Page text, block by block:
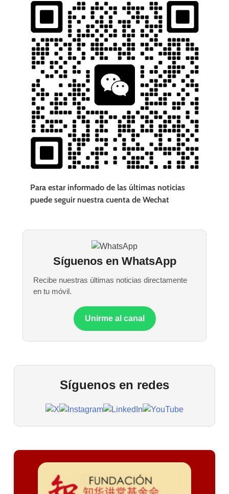
Para estar informado de las últimas noticias
puede seguir nuestra cuenta de Wechat
Síguenos en WhatsApp
Recibe nuestras últimas noticias directamente
en tu móvil.
Unirme al canal
Síguenos en redes